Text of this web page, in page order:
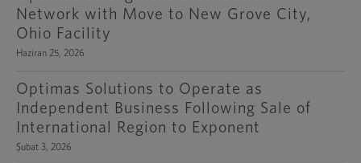
Network with Move to New Grove City,
Ohio Facility
Haziran 25, 2026
Optimas Solutions to Operate as
Independent Business Following Sale of
International Region to Exponent
Şubat 3, 2026